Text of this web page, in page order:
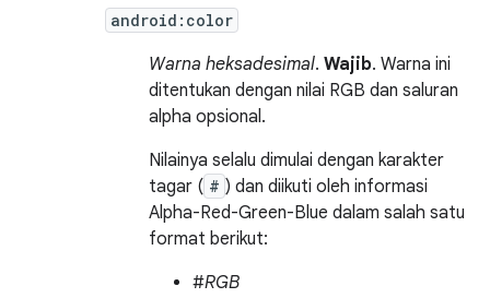
android:color
Warna heksadesimal. Wajib. Warna ini
ditentukan dengan nilai RGB dan saluran
alpha opsional.
Nilainya selalu dimulai dengan karakter
tagar ( # ) dan diikuti oleh informasi
Alpha-Red-Green-Blue dalam salah satu
format berikut:
#RGB